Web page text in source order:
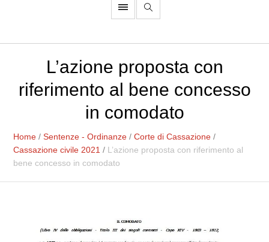
L’azione proposta con
riferimento al bene concesso
in comodato
Home /Sentenze - Ordinanze /Corte di Cassazione /
Cassazione civile 2021 / L’azione proposta con riferimento al
bene concesso in comodato